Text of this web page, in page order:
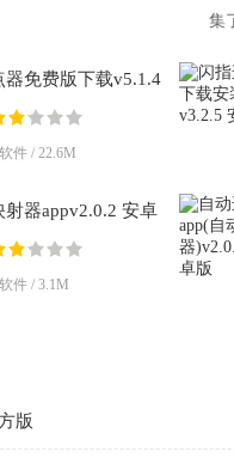
集
器免费版下载v5.1.4
版
件 / 22.6M
射器appv2.0.2 安卓
件 / 3.1M
版